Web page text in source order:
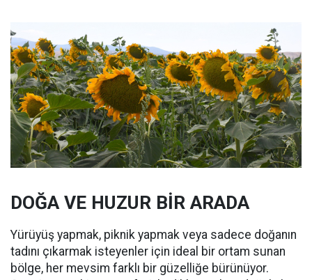
DOĞA VE HUZUR BİR ARADA
Yürüyüş yapmak, piknik yapmak veya sadece doğanın
tadını çıkarmak isteyenler için ideal bir ortam sunan
bölge, her mevsim farklı bir güzelliğe bürünüyor.